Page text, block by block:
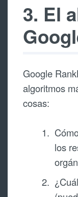
3. El
Google
algoritmos
cosas:
los